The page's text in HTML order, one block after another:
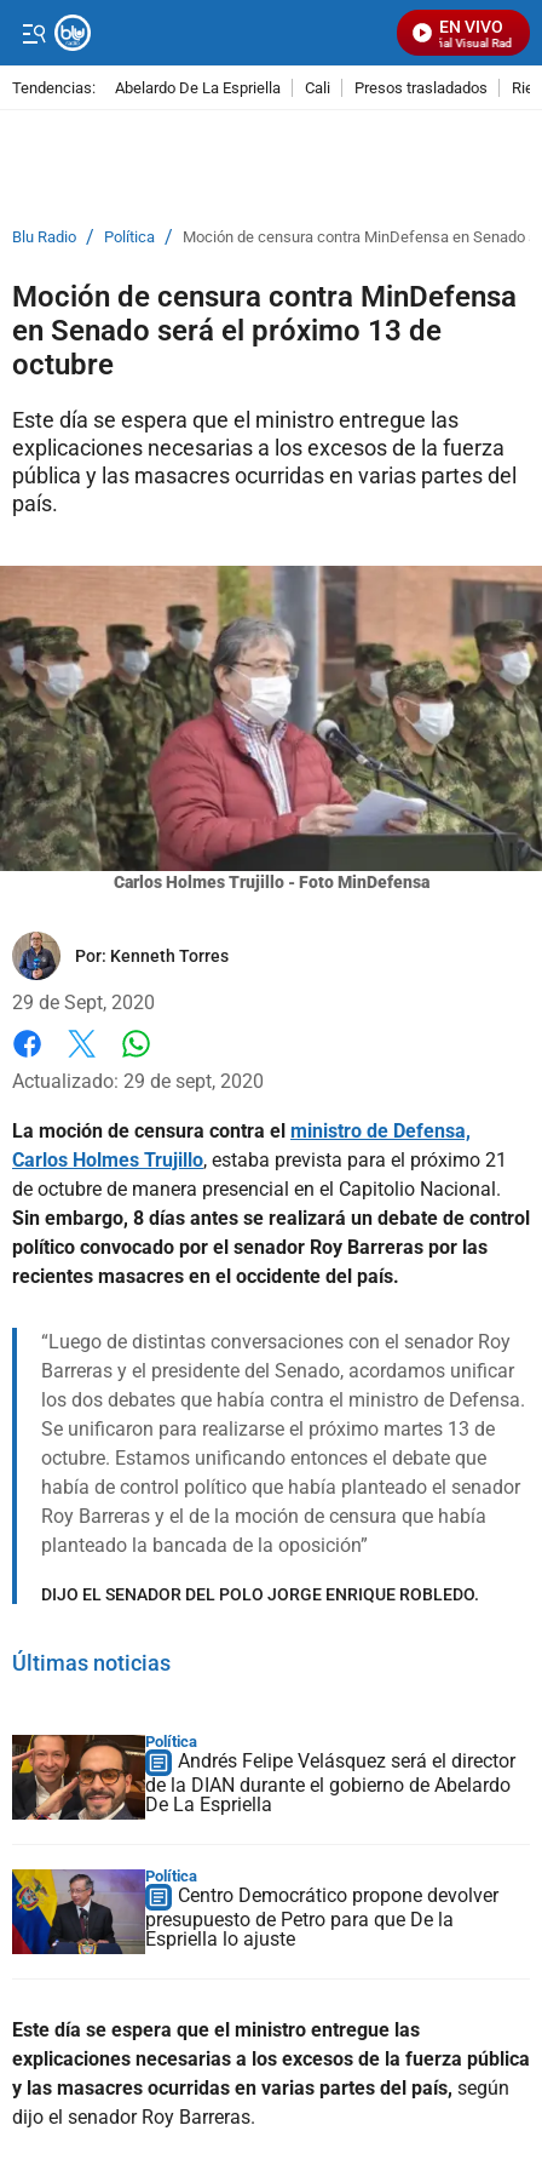
EN VIVO
Señal Visual Radio
Tendencias: Abelardo De La Espriella Cali Presos trasladados
Blu Radio / Política / Moción de censura contra MinDefensa en Senado
Moción de censura contra MinDefensa
en Senado será el próximo 13 de
octubre
Este día se espera que el ministro entregue las
explicaciones necesarias a los excesos de la fuerza
pública y las masacres ocurridas en varias partes del
país.
Carlos Holmes Trujillo - Foto MinDefensa
Por: Kenneth Torres
29 de Sept, 2020
Facebook
X
Actualizado: 29 de sept, 2020
La moción de censura contra el ministro de Defensa,
Carlos Holmes Trujillo, estaba prevista para el próximo 21
de octubre de manera presencial en el Capitolio Nacional.
Sin embargo, 8 días antes se realizará un debate de control
político convocado por el senador Roy Barreras por las
recientes masacres en el occidente del país.
Luego de distintas conversaciones con el senador Roy
Barreras y el presidente del Senado, acordamos unificar
los dos debates que había contra el ministro de Defensa.
Se unificaron para realizarse el próximo martes 13 de
octubre. Estamos unificando entonces el debate que
había de control político que había planteado el senador
Roy Barreras y el de la moción de censura que había
planteado la bancada de la oposición
DIJO EL SENADOR DEL POLO JORGE ENRIQUE ROBLEDO.
Últimas noticias
Política
Andrés Felipe Velásquez será el director
de la DIAN durante el gobierno de Abelardo
De La Espriella
Política
Centro Democrático propone devolver
presupuesto de Petro para que De la
Espriella lo ajuste
Este día se espera que el ministro entregue las
explicaciones necesarias a los excesos de la fuerza pública
y las masacres ocurridas en varias partes del país, según
dijo el senador Roy Barreras.